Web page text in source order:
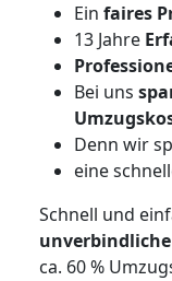
Ein faires
13 Jahre
Bei uns
Denn wir
eine
Schnell und
ca. 60 %